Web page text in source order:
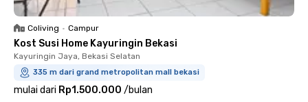
Coliving • Campur
Kost Susi Home Kayuringin Bekasi
Kayuringin Jaya, Bekasi Selatan
335 m dari grand metropolitan mall bekasi
mulai dari Rp1.500.000 /bulan